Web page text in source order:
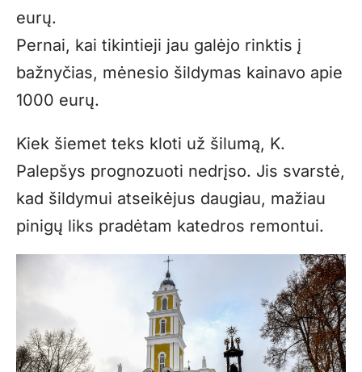
eurų.
Pernai, kai tikintieji jau galėjo rinktis į
bažnyčias, mėnesio šildymas kainavo apie
1000 eurų.
Kiek šiemet teks kloti už šilumą, K.
Palepšys prognozuoti nedrįso. Jis svarstė,
kad šildymui atseikėjus daugiau, mažiau
pinigų liks pradėtam katedros remontui.